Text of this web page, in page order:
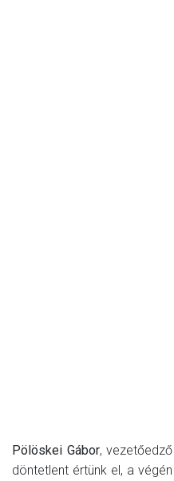
Pölöskei Gábor,
döntetlent értünk el, a